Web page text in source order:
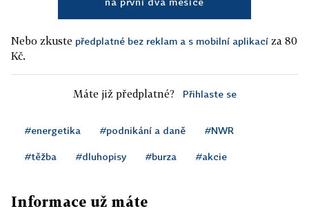
Nebo zkuste předplatné bez reklam a s mobilní aplikací za 80
Kč.
Máte již předplatné? Přihlaste se
#energetika #podnikání a daně #NWR
#těžba #dluhopisy #burza #akcie
Informace už máte